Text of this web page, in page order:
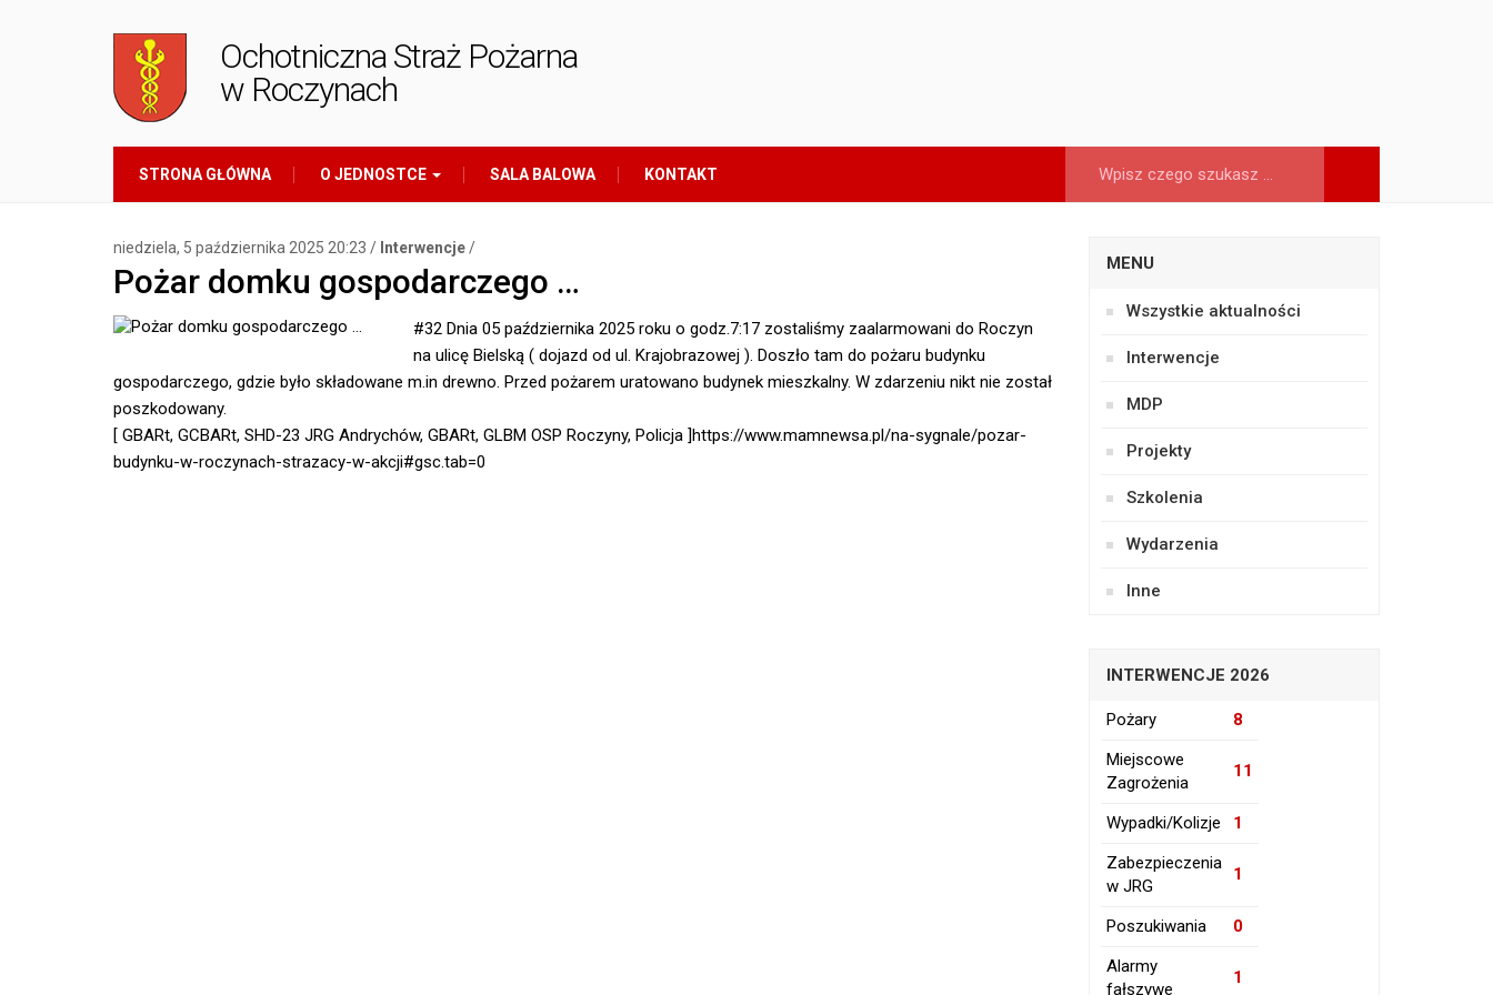
Ochotniczna Straż Pożarna
w Roczynach
STRONA GŁÓWNA O JEDNOSTCE SALA BALOWA KONTAKT
niedziela, 5 października 2025 20:23 / Interwencje/
Pożar domku gospodarczego …
#32 Dnia 05 października 2025 roku o godz.7:17 zostaliśmy zaalarmowani do Roczyn
na ulicę Bielską ( dojazd od ul. Krajobrazowej ). Doszło tam do pożaru budynku
gospodarczego, gdzie było składowane m.in drewno. Przed pożarem uratowano budynek mieszkalny. W zdarzeniu nikt nie został
poszkodowany.
[ GBARt, GCBARt, SHD-23 JRG Andrychów, GBARt, GLBM OSP Roczyny, Policja ]https://www.mamnewsa.pl/na-sygnale/pozar-
budynku-w-roczynach-strazacy-w-akcji#gsc.tab=0
MENU
Wszystkie aktualności
Interwencje
MDP
Projekty
Szkolenia
Wydarzenia
Inne
INTERWENCJE 2026
Pożary
8
Miejscowe
Zagrożenia
11
Wypadki/Kolizje
1
Zabezpieczenia
w JRG
1
Poszukiwania
0
Alarmy
fałszywe
1